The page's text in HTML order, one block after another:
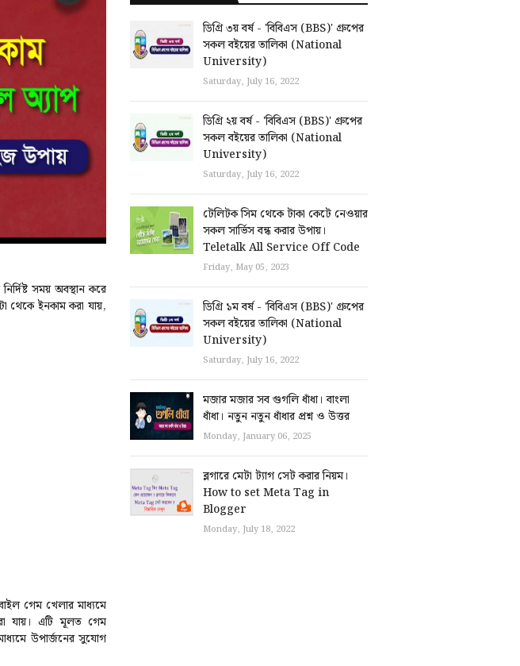
সময় অবস্থান করে
থেকে ইনকাম করা যায়,
গেম খেলার মাধ্যমে
যায়। এটি মূলত গেম
উপার্জনের সুযোগ
ডিগ্রি ৩য় বর্ষ - 'বিবিএস (BBS)' গ্রুপের
সকল বইয়ের তালিকা (National
University)
Saturday, July 16, 2022
ডিগ্রি ২য় বর্ষ - 'বিবিএস (BBS)' গ্রুপের
সকল বইয়ের তালিকা (National
University)
Saturday, July 16, 2022
টেলিটক সিম থেকে টাকা কেটে নেওয়ার
সকল সার্ভিস বন্ধ করার উপায়।
Teletalk All Service Off Code
Friday, May 05, 2023
ডিগ্রি ১ম বর্ষ - 'বিবিএস (BBS)' গ্রুপের
সকল বইয়ের তালিকা (National
University)
Saturday, July 16, 2022
মজার মজার সব গুগলি ধাঁধা। বাংলা
ধাঁধা। নতুন নতুন ধাঁধার প্রশ্ন ও উত্তর
Monday, January 06, 2025
ব্লগারে মেটা ট্যাগ সেট করার নিয়ম।
How to set Meta Tag in
Blogger
Monday, July 18, 2022